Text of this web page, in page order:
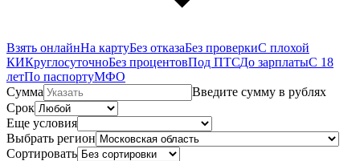
Взять онлайнНа картуБез отказаБез проверкиС плохой
КИКруглосуточноБез процентовПод ПТСДо зарплатыС 18
летПо паспортуМФО
Сумма
Введите сумму в рублях
Срок
Еще условия
Выбрать регион
Сортировать